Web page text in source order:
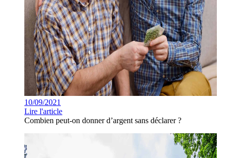
10/09/2021
Lire l'article
Combien peut-on donner d’argent sans déclarer ?